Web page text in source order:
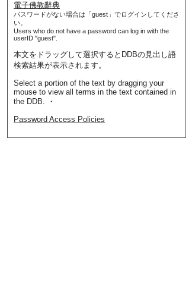
電子佛教辭典
パスワードがない場合は「guest」でログインしてくださ
い。
Users who do not have a password can log in with the
userID "guest".
本文をドラッグして選択するとDDBの見出し語
検索結果が表示されます。
Select a portion of the text by dragging your
mouse to view all terms in the text contained in
the DDB. ・
Password Access Policies